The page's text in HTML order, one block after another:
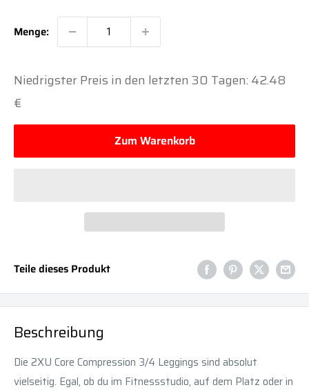
Menge:
Niedrigster Preis in den letzten 30 Tagen: 42.48
€
Zum Warenkorb
Teile dieses Produkt
Beschreibung
Die 2XU Core Compression 3/4 Leggings sind absolut
vielseitig. Egal, ob du im Fitnessstudio, auf dem Platz oder in